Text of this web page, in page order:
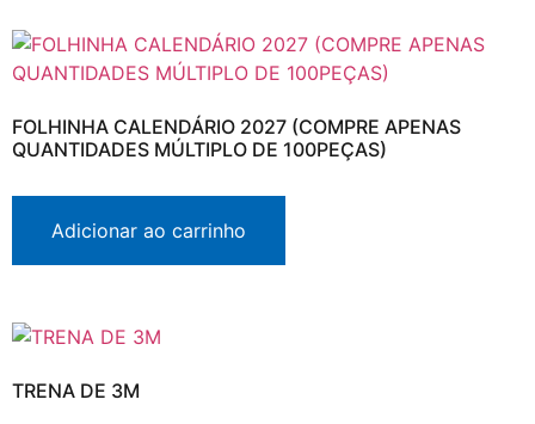
FOLHINHA CALENDÁRIO 2027 (COMPRE APENAS
QUANTIDADES MÚLTIPLO DE 100PEÇAS)
Adicionar ao carrinho
TRENA DE 3M